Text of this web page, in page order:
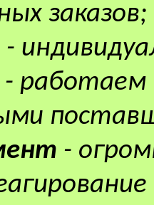
заказов;
-
- работаем
-